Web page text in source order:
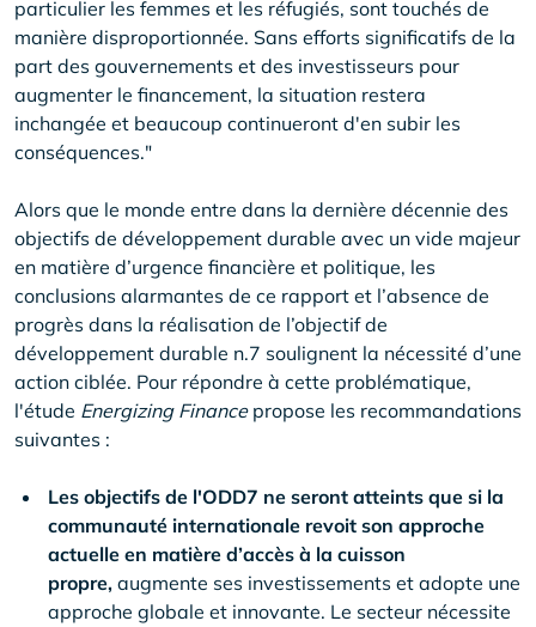
particulier les femmes et les réfugiés, sont touchés de
manière disproportionnée. Sans efforts significatifs de la
part des gouvernements et des investisseurs pour
augmenter le financement, la situation restera
inchangée et beaucoup continueront d'en subir les
conséquences."
Alors que le monde entre dans la dernière décennie des
objectifs de développement durable avec un vide majeur
en matière d’urgence financière et politique, les
conclusions alarmantes de ce rapport et l’absence de
progrès dans la réalisation de l’objectif de
développement durable n.7 soulignent la nécessité d’une
action ciblée. Pour répondre à cette problématique,
l'étude Energizing Finance propose les recommandations
suivantes :
Les objectifs de l'ODD7 ne seront atteints que si la
communauté internationale revoit son approche
actuelle en matière d’accès à la cuisson
propre, augmente ses investissements et adopte une
approche globale et innovante. Le secteur nécessite